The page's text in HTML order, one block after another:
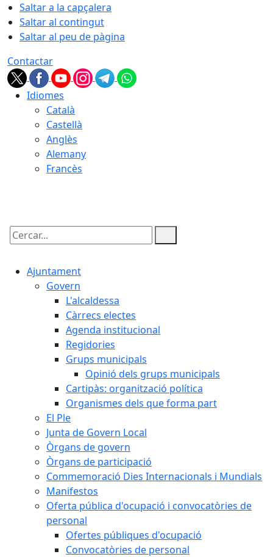
Saltar a la capçalera
Saltar al contingut
Saltar al peu de pàgina
Contactar
Idiomes
Català
Castellà
Anglès
Alemany
Francès
Cercar:
Ajuntament
Govern
L'alcaldessa
Càrrecs electes
Agenda institucional
Regidories
Grups municipals
Opinió dels grups municipals
Cartipàs: organització política
Organismes dels que forma part
El Ple
Junta de Govern Local
Òrgans de govern
Òrgans de participació
Commemoració Dies Internacionals i Mundials
Manifestos
Oferta pública d'ocupació i convocatòries de
personal
Ofertes públiques d'ocupació
Convocatòries de personal